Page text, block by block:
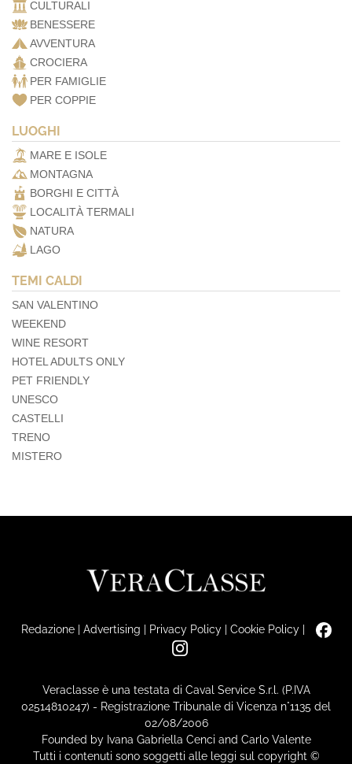
CULTURALI
BENESSERE
AVVENTURA
CROCIERA
PER FAMIGLIE
PER COPPIE
LUOGHI
MARE E ISOLE
MONTAGNA
BORGHI E CITTÀ
LOCALITÀ TERMALI
NATURA
LAGO
TEMI CALDI
SAN VALENTINO
WEEKEND
WINE RESORT
HOTEL ADULTS ONLY
PET FRIENDLY
UNESCO
CASTELLI
TRENO
MISTERO
Redazione| Advertising | Privacy Policy| Cookie Policy|
Veraclasse è una testata di Caval Service S.r.l. (P.IVA
02514810247) - Registrazione Tribunale di Vicenza n°1135 del
02/08/2006
Founded by Ivana Gabriella Cenci and Carlo Valente
Tutti i contenuti sono soggetti alle leggi sul copyright ©